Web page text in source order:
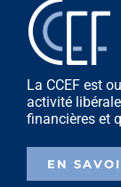
La CCEF est
activité
financières et
EN